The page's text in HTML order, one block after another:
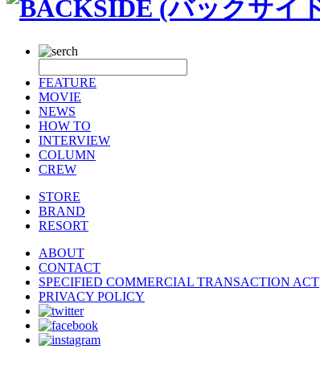
FEATURE
MOVIE
NEWS
HOW TO
INTERVIEW
COLUMN
CREW
STORE
BRAND
RESORT
ABOUT
CONTACT
SPECIFIED COMMERCIAL TRANSACTION ACT
PRIVACY POLICY